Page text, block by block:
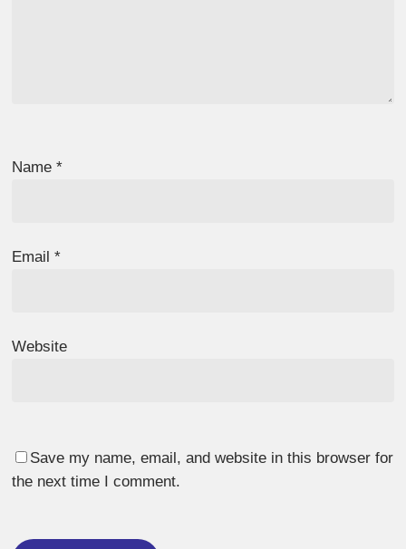
Name*
Email*
Website
Save my name, email, and website in this browser for
the next time I comment.